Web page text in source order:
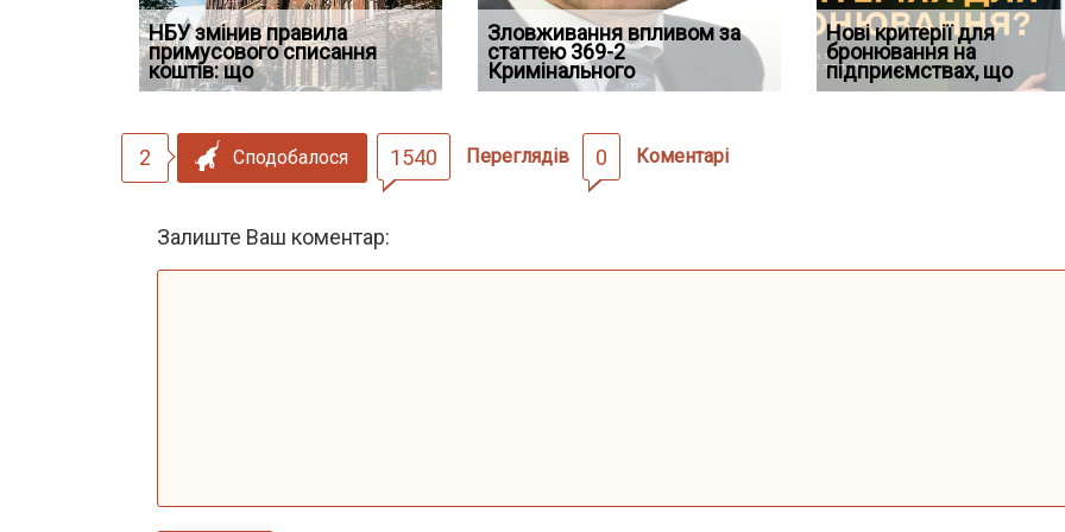
НБУ змінив правила
примусового списання
коштів: що
Якщо суд встановив для
відшкодування шкоди
наявніс
Документи, на яких не
проставляється апостиль:
пер
Водії можуть отримати
компенсацію за незаконні
дії
Зловживання впливом за
статтею 369-2
Кримінального
Переоформлення
відстрочки за іншою
підставою: нов
Кого з юристів замінить ШІ,
а хто зароблятиме міль
Нові критерії для
бронювання на
підприємствах, що
Восьмий ААС
підтвердив, що
скас
2 Сподобалося 1540 Переглядів 0 Коментарі
Залиште Ваш коментар: